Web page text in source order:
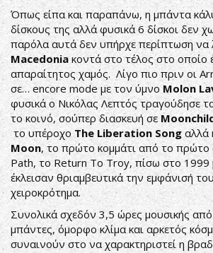
Όπως είπα και παραπάνω, η μπάντα
δίσκους της αλλά φυσικά 6 δίσκοι δεν
παρόλα αυτά δεν υπήρχε περίπτωση να
Macedoniaκοντά στο τέλος στο οποίο
απαραίτητος χαμός. Λίγο πιο πριν οι
σε… encore mode με τον ύμνοMolon
φυσικά ο Νικόλας Λεπτός τραγούδησε
το κοινό, σούπερ διασκευή σε
το υπέροχοThe Liberation Songαλλά
Moon, το πρώτο κομμάτι από το
Path, το Return To Troy, πίσω στο 1999
έκλεισαν θριαμβευτικά την εμφάνισή
χειροκρότημα.
Συνολικά σχεδόν 3,5 ώρες μουσικής από
μπάντες, όμορφο κλίμα και αρκετός
συναινούν στο να χαρακτηριστεί η